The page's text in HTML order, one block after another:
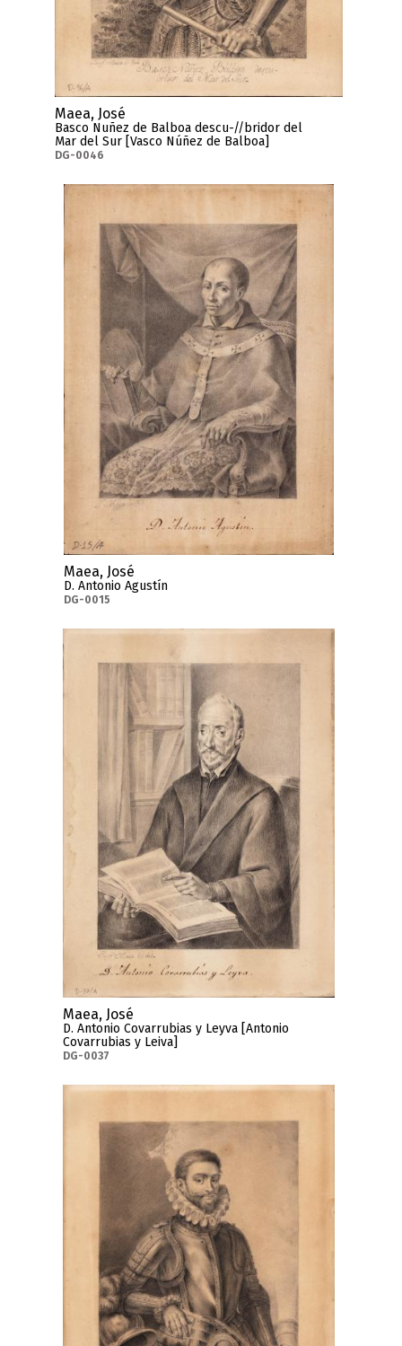
Maea, José
Basco Nuñez de Balboa descu-//bridor del
Mar del Sur [Vasco Núñez de Balboa]
DG-0046
Maea, José
D. Antonio Agustín
DG-0015
Maea, José
D. Antonio Covarrubias y Leyva [Antonio
Covarrubias y Leiva]
DG-0037